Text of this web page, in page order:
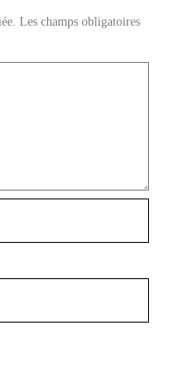
Les champs obligatoires